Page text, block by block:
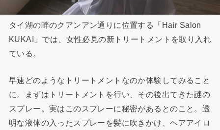
タイ湖の畔のクアンアン通りに位置する「Hair Salon
KUKAI」では、女性必見の新トリートメントを取り入れ
ている。
早速どのようなトリートメントなのか体験してみること
に。まずはトリートメントを行い、その後出てきた謎の
スプレー。実はこのスプレーに秘密があるとのこと。透
明な液体の入ったスプレーを髪に吹きかけ、ヘアアイロ